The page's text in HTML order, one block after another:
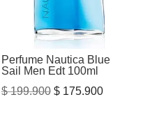
Perfume Nautica Blue
Sail Men Edt 100ml
$199.900 El
$175.900El